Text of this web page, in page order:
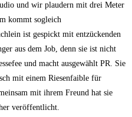
und wir plaudern mit drei Meter
kommt sogleich
ist gespickt mit entzückenden
aus dem Job, denn sie ist nicht
und macht ausgewählt PR. Sie
mit einem Riesenfaible für
mit ihrem Freund hat sie
veröffentlicht.